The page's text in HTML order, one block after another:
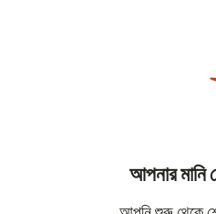
আপনার মানি